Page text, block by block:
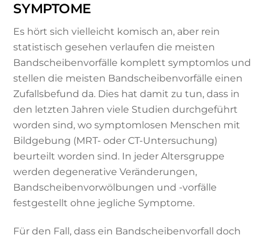
SYMPTOME
Es hört sich vielleicht komisch an, aber rein
statistisch gesehen verlaufen die meisten
Bandscheibenvorfälle komplett symptomlos und
stellen die meisten Bandscheibenvorfälle einen
Zufallsbefund da. Dies hat damit zu tun, dass in
den letzten Jahren viele Studien durchgeführt
worden sind, wo symptomlosen Menschen mit
Bildgebung (MRT- oder CT-Untersuchung)
beurteilt worden sind. In jeder Altersgruppe
werden degenerative Veränderungen,
Bandscheibenvorwölbungen und -vorfälle
festgestellt ohne jegliche Symptome.
Für den Fall, dass ein Bandscheibenvorfall doch